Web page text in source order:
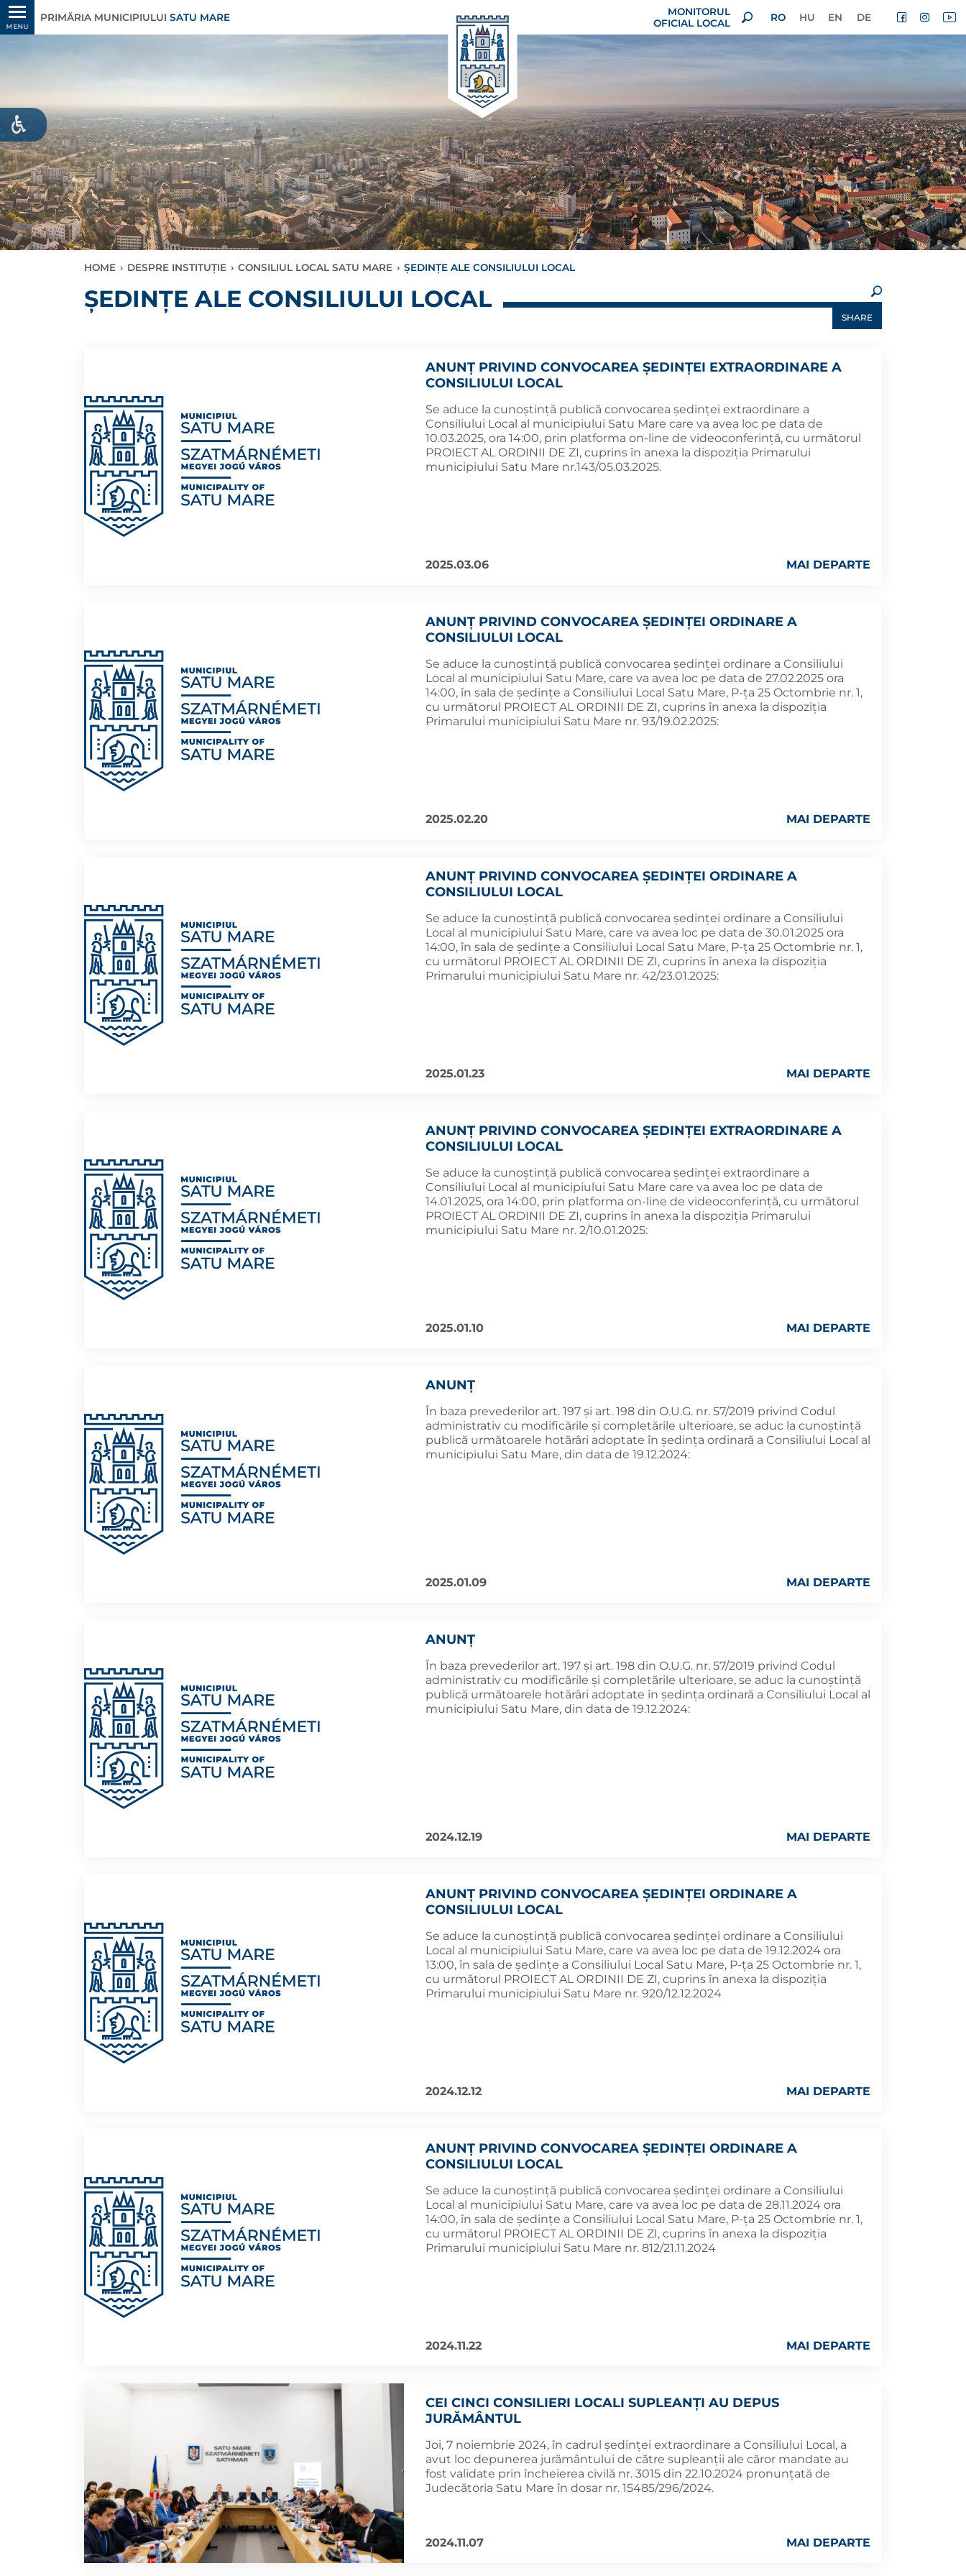
MENU
PRIMĂRIA MUNICIPIULUI SATU MARE
MONITORUL
OFICIAL LOCAL
RO HU EN DE
HOME › DESPRE INSTITUȚIE › CONSILIUL LOCAL SATU MARE › ȘEDINȚE ALE CONSILIULUI LOCAL
ȘEDINȚE ALE CONSILIULUI LOCAL
SHARE
ANUNȚ PRIVIND CONVOCAREA ȘEDINȚEI EXTRAORDINARE A
CONSILIULUI LOCAL
Se aduce la cunoștință publică convocarea ședinței extraordinare a
Consiliului Local al municipiului Satu Mare care va avea loc pe data de
10.03.2025, ora 14:00, prin platforma on-line de videoconferință, cu următorul
PROIECT AL ORDINII DE ZI, cuprins în anexa la dispoziția Primarului
municipiului Satu Mare nr.143/05.03.2025.
2025.03.06 MAI DEPARTE
ANUNȚ PRIVIND CONVOCAREA ȘEDINȚEI ORDINARE A
CONSILIULUI LOCAL
Se aduce la cunoștință publică convocarea ședinței ordinare a Consiliului
Local al municipiului Satu Mare, care va avea loc pe data de 27.02.2025 ora
14:00, în sala de ședințe a Consiliului Local Satu Mare, P-ța 25 Octombrie nr. 1,
cu următorul PROIECT AL ORDINII DE ZI, cuprins în anexa la dispoziția
Primarului municipiului Satu Mare nr. 93/19.02.2025:
2025.02.20 MAI DEPARTE
ANUNȚ PRIVIND CONVOCAREA ȘEDINȚEI ORDINARE A
CONSILIULUI LOCAL
Se aduce la cunoștință publică convocarea ședinței ordinare a Consiliului
Local al municipiului Satu Mare, care va avea loc pe data de 30.01.2025 ora
14:00, în sala de ședințe a Consiliului Local Satu Mare, P-ța 25 Octombrie nr. 1,
cu următorul PROIECT AL ORDINII DE ZI, cuprins în anexa la dispoziția
Primarului municipiului Satu Mare nr. 42/23.01.2025:
2025.01.23 MAI DEPARTE
ANUNȚ PRIVIND CONVOCAREA ȘEDINȚEI EXTRAORDINARE A
CONSILIULUI LOCAL
Se aduce la cunoștință publică convocarea ședinței extraordinare a
Consiliului Local al municipiului Satu Mare care va avea loc pe data de
14.01.2025, ora 14:00, prin platforma on-line de videoconferință, cu următorul
PROIECT AL ORDINII DE ZI, cuprins în anexa la dispoziția Primarului
municipiului Satu Mare nr. 2/10.01.2025:
2025.01.10 MAI DEPARTE
ANUNȚ
În baza prevederilor art. 197 și art. 198 din O.U.G. nr. 57/2019 privind Codul
administrativ cu modificările și completările ulterioare, se aduc la cunoştinţă
publică următoarele hotărâri adoptate în şedinţa ordinară a Consiliului Local al
municipiului Satu Mare, din data de 19.12.2024:
2025.01.09 MAI DEPARTE
ANUNȚ
În baza prevederilor art. 197 și art. 198 din O.U.G. nr. 57/2019 privind Codul
administrativ cu modificările și completările ulterioare, se aduc la cunoştinţă
publică următoarele hotărâri adoptate în şedinţa ordinară a Consiliului Local al
municipiului Satu Mare, din data de 19.12.2024:
2024.12.19 MAI DEPARTE
ANUNȚ PRIVIND CONVOCAREA ȘEDINȚEI ORDINARE A
CONSILIULUI LOCAL
Se aduce la cunoștință publică convocarea ședinței ordinare a Consiliului
Local al municipiului Satu Mare, care va avea loc pe data de 19.12.2024 ora
13:00, în sala de ședințe a Consiliului Local Satu Mare, P-ța 25 Octombrie nr. 1,
cu următorul PROIECT AL ORDINII DE ZI, cuprins în anexa la dispoziția
Primarului municipiului Satu Mare nr. 920/12.12.2024
2024.12.12 MAI DEPARTE
ANUNȚ PRIVIND CONVOCAREA ȘEDINȚEI ORDINARE A
CONSILIULUI LOCAL
Se aduce la cunoștință publică convocarea ședinței ordinare a Consiliului
Local al municipiului Satu Mare, care va avea loc pe data de 28.11.2024 ora
14:00, în sala de ședințe a Consiliului Local Satu Mare, P-ța 25 Octombrie nr. 1,
cu următorul PROIECT AL ORDINII DE ZI, cuprins în anexa la dispoziția
Primarului municipiului Satu Mare nr. 812/21.11.2024
2024.11.22 MAI DEPARTE
CEI CINCI CONSILIERI LOCALI SUPLEANȚI AU DEPUS
JURĂMÂNTUL
Joi, 7 noiembrie 2024, în cadrul ședinței extraordinare a Consiliului Local, a
avut loc depunerea jurământului de către supleanții ale căror mandate au
fost validate prin încheierea civilă nr. 3015 din 22.10.2024 pronunțată de
Judecătoria Satu Mare în dosar nr. 15485/296/2024.
2024.11.07 MAI DEPARTE